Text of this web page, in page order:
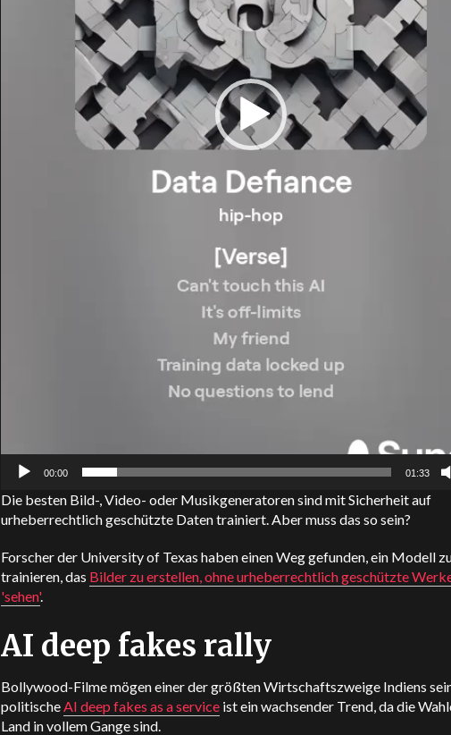
00:00 01:33
Die besten Bild-, Video- oder Musikgeneratoren sind mit Sicherheit auf
urheberrechtlich geschützte Daten trainiert. Aber muss das so sein?
Forscher der University of Texas haben einen Weg gefunden, ein Modell
trainieren, das Bilder zu erstellen, ohne urheberrechtlich geschützte
'sehen'.
AI deep fakes rally
Bollywood-Filme mögen einer der größten Wirtschaftszweige Indiens
politischeAI deep fakes as a service ist ein wachsender Trend, da die
Land in vollem Gange sind.